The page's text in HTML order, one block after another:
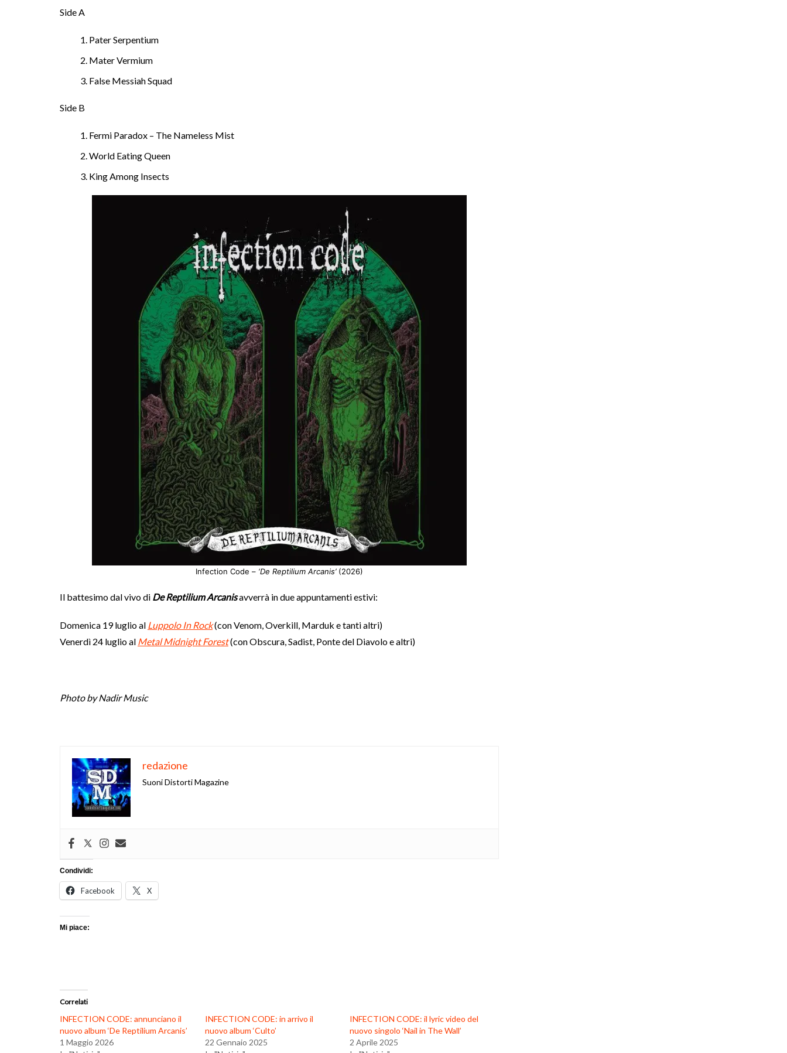
Side A
Pater Serpentium
Mater Vermium
False Messiah Squad
Side B
Fermi Paradox – The Nameless Mist
World Eating Queen
King Among Insects
Infection Code – ‘De Reptilium Arcanis’(2026)
Il battesimo dal vivo di De Reptilium Arcanisavverrà in due appuntamenti estivi:
Domenica 19 luglio al Luppolo In Rock(con Venom, Overkill, Marduk e tanti altri)
Venerdì 24 luglio al Metal Midnight Forest(con Obscura, Sadist, Ponte del Diavolo e altri)
Photo by Nadir Music
redazione
Suoni Distorti Magazine
Condividi:
Facebook X
Mi piace:
Correlati
INFECTION CODE: annunciano il
nuovo album ‘De Reptilium Arcanis’
1 Maggio 2026
INFECTION CODE: in arrivo il
nuovo album ‘Culto’
22 Gennaio 2025
INFECTION CODE: il lyric video del
nuovo singolo ‘Nail in The Wall’
2 Aprile 2025